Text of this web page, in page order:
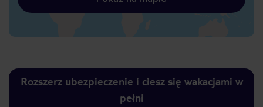
Rozszerz ubezpieczenie i ciesz się wakacjami w
pełni